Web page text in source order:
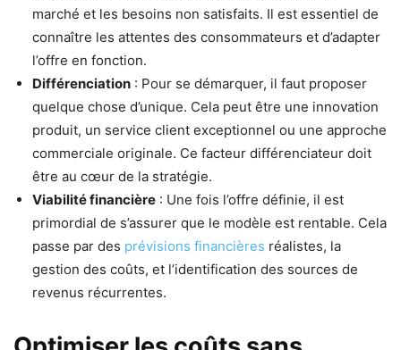
marché et les besoins non satisfaits. Il est essentiel de
connaître les attentes des consommateurs et d’adapter
l’offre en fonction.
Différenciation : Pour se démarquer, il faut proposer
quelque chose d’unique. Cela peut être une innovation
produit, un service client exceptionnel ou une approche
commerciale originale. Ce facteur différenciateur doit
être au cœur de la stratégie.
Viabilité financière : Une fois l’offre définie, il est
primordial de s’assurer que le modèle est rentable. Cela
passe par des prévisions financières réalistes, la
gestion des coûts, et l’identification des sources de
revenus récurrentes.